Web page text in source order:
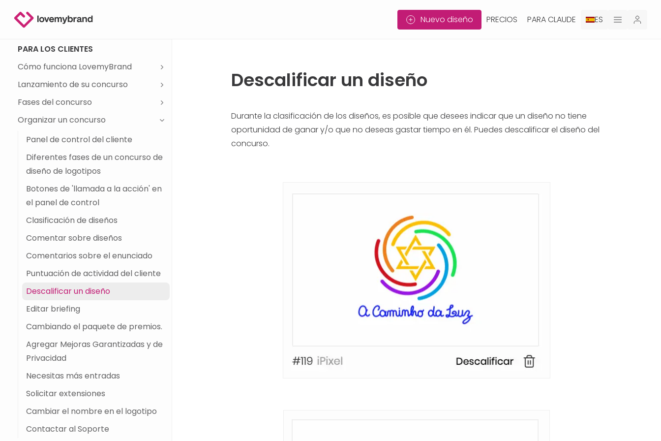
Nuevo diseño PRECIOS PARA CLAUDE ES
Regístrese en
Iniciar sesión
PARA LOS CLIENTES
Cómo funciona LovemyBrand
Lanzamiento de su concurso
Fases del concurso
Organizar un concurso
Panel de control del cliente
Diferentes fases de un concurso de
diseño de logotipos
Botones de 'llamada a la acción' en
el panel de control
Clasificación de diseños
Comentar sobre diseños
Comentarios sobre el enunciado
Puntuación de actividad del cliente
Descalificar un diseño
Editar briefing
Cambiando el paquete de premios.
Agregar Mejoras Garantizadas y de
Privacidad
Necesitas más entradas
Solicitar extensiones
Cambiar el nombre en el logotipo
Contactar al Soporte
Descalificar un diseño
Durante la clasificación de los diseños, es posible que desees indicar que un diseño no tiene
oportunidad de ganar y/o que no deseas gastar tiempo en él. Puedes descalificar el diseño del
concurso.